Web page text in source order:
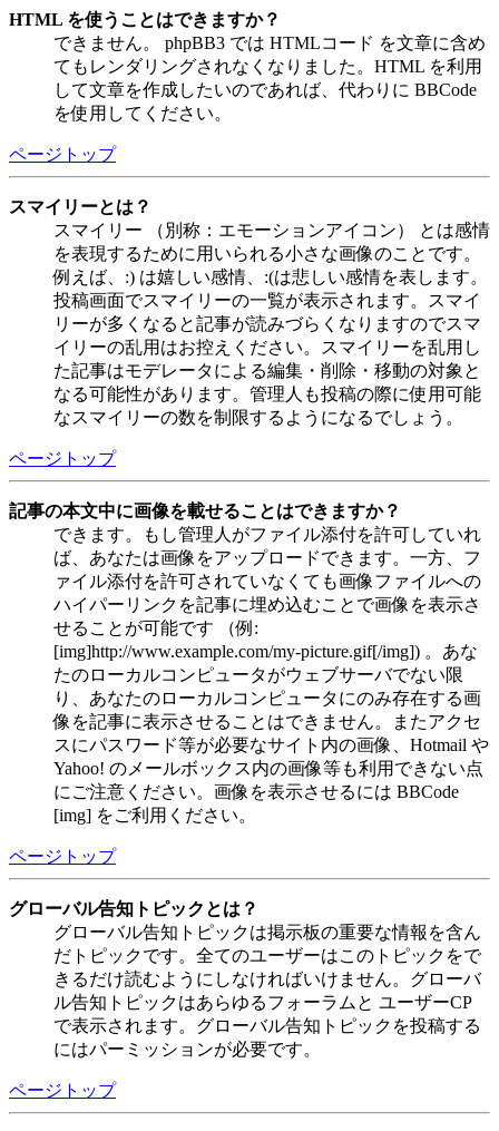
HTML を使うことはできますか？
できません。 phpBB3 では HTMLコード を文章に含め
てもレンダリングされなくなりました。HTML を利用
して文章を作成したいのであれば、代わりに BBCode
を使用してください。
ページトップ
スマイリーとは？
スマイリー （別称：エモーションアイコン） とは感情
を表現するために用いられる小さな画像のことです。
例えば、:) は嬉しい感情、:(は悲しい感情を表します。
投稿画面でスマイリーの一覧が表示されます。スマイ
リーが多くなると記事が読みづらくなりますのでスマ
イリーの乱用はお控えください。スマイリーを乱用し
た記事はモデレータによる編集・削除・移動の対象と
なる可能性があります。管理人も投稿の際に使用可能
なスマイリーの数を制限するようになるでしょう。
ページトップ
記事の本文中に画像を載せることはできますか？
できます。もし管理人がファイル添付を許可していれ
ば、あなたは画像をアップロードできます。一方、フ
ァイル添付を許可されていなくても画像ファイルへの
ハイパーリンクを記事に埋め込むことで画像を表示さ
せることが可能です （例:
[img]http://www.example.com/my-picture.gif[/img]) 。あな
たのローカルコンピュータがウェブサーバでない限
り、あなたのローカルコンピュータにのみ存在する画
像を記事に表示させることはできません。またアクセ
スにパスワード等が必要なサイト内の画像、Hotmail や
Yahoo! のメールボックス内の画像等も利用できない点
にご注意ください。画像を表示させるには BBCode
[img] をご利用ください。
ページトップ
グローバル告知トピックとは？
グローバル告知トピックは掲示板の重要な情報を含ん
だトピックです。全てのユーザーはこのトピックをで
きるだけ読むようにしなければいけません。グローバ
ル告知トピックはあらゆるフォーラムと ユーザーCP
で表示されます。グローバル告知トピックを投稿する
にはパーミッションが必要です。
ページトップ